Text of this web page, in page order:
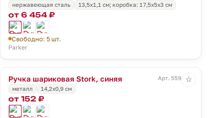
нержавеющая сталь 13,5х1,1 см; коробка: 17,5х5х3 см
от 6 454 ₽
Свободно: 5 шт.
Parker
Ручка шариковая Stork, синяя
Арт. 5594.40
металл
14,2х0,9 см
от 152 ₽
☆